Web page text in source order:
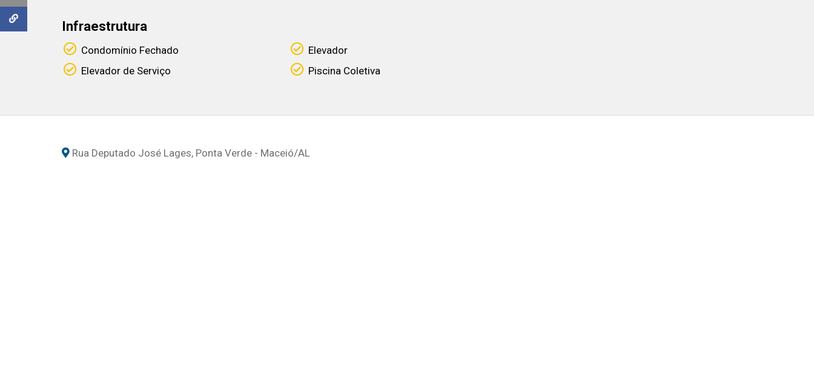
Infraestrutura
Condomínio Fechado
Elevador
Elevador de Serviço
Piscina Coletiva
Rua Deputado José Lages, Ponta Verde - Maceió/AL